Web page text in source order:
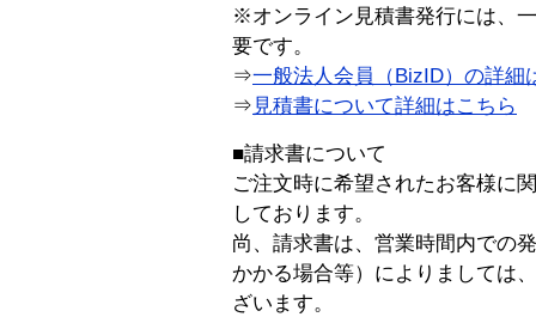
※オンライン見積書発行には、
要です。
⇒一般法人会員（BizID）の詳細
⇒ 見積書について詳細はこちら
■請求書について
ご注文時に希望されたお客様に
しております。
尚、請求書は、営業時間内での
かかる場合等）によりましては
ざいます。